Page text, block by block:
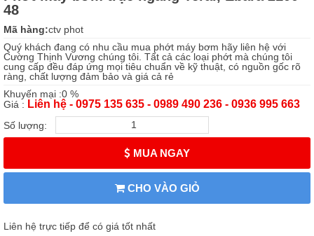
48
Mã hàng:ctv phot
Quý khách đang có nhu cầu mua phớt máy bơm hãy liên hệ với
Cường Thịnh Vương chúng tôi. Tất cả các loại phớt mà chúng tôi
cung cấp đều đáp ứng mọi tiêu chuẩn về kỹ thuật, có nguồn gốc rõ
ràng, chất lượng đảm bảo và giá cả rẻ
Khuyến mại :0 %
Giá : Liên hệ - 0975 135 635 - 0989 490 236 - 0936 995 663
Số lượng:
MUA NGAY
CHO VÀO GIỎ
Liên hệ trực tiếp để có giá tốt nhất